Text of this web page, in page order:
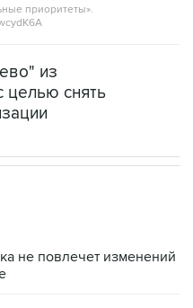
приоритеты».
из
целью снять
не повлечет изменений